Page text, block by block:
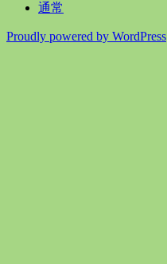
通常
Proudly powered by WordPress